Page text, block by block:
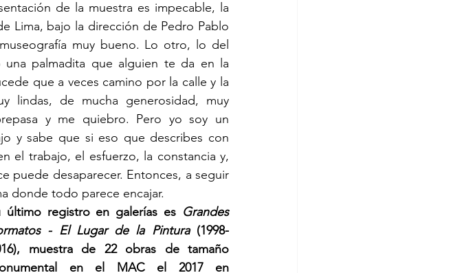
de la muestra es impecable, la
Lima, bajo la dirección de Pedro Pablo
muy bueno. Lo otro, lo del
palmadita que alguien te da en la
que a veces camino por la calle y la
lindas, de mucha generosidad, muy
y me quiebro. Pero yo soy un
y sabe que si eso que describes con
el trabajo, el esfuerzo, la constancia y,
puede desaparecer. Entonces, a seguir
donde todo parece encajar.
último registro en galerías es Grandes
- El Lugar de la Pintura (1998-
muestra de 22 obras de tamaño
en el MAC el 2017 en